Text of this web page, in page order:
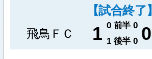
【試合終了】
飛鳥ＦＣ
1 0 前半 0 0
1 後半 0